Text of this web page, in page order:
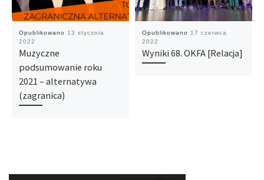
Opublikowano
13 stycznia
2022
Muzyczne
podsumowanie roku
2021 – alternatywa
(zagranica)
Opublikowano
17 czerwca
2022
Wyniki 68. OKFA [Relacja]